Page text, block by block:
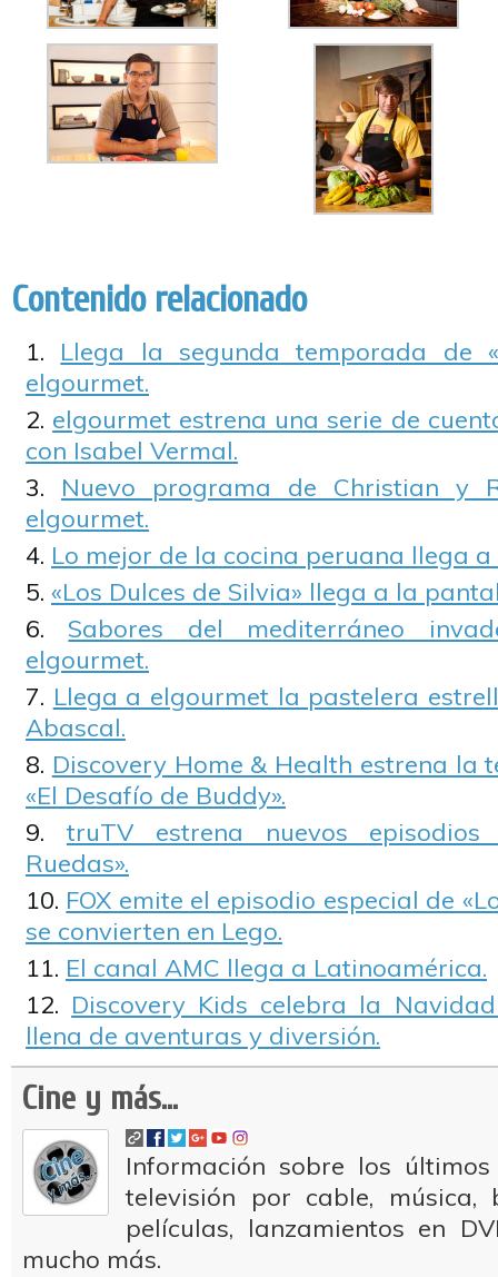
Contenido relacionado
Llega la segunda temporada de
elgourmet.
elgourmet estrena una serie de
con Isabel Vermal.
Nuevo programa de Christian y
elgourmet.
Lo mejor de la cocina peruana llega
«Los Dulces de Silvia» llega a la
Sabores del mediterráneo
elgourmet.
Llega a elgourmet la pastelera
Abascal.
Discovery Home & Health estrena la
«El Desafío de Buddy».
truTV estrena nuevos episodios
Ruedas».
FOX emite el episodio especial de
se convierten en Lego.
El canal AMC llega a Latinoamérica.
Discovery Kids celebra la
llena de aventuras y diversión.
Cine y más...
Información sobre los
televisión por cable, música,
películas, lanzamientos en
mucho más.